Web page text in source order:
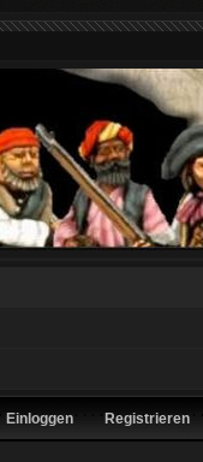
Einloggen Registrieren